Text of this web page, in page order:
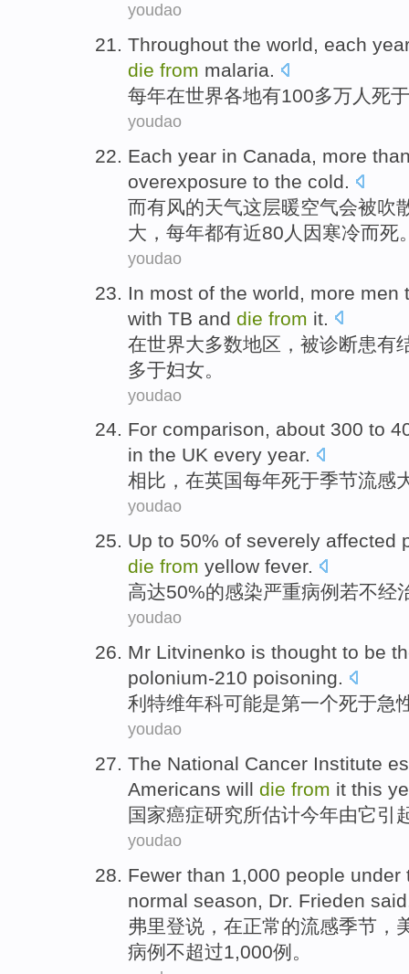
youdao
Throughout the world, each year
die from malaria.
每年在世界各地有100多万 人 死于
youdao
Each year in Canada, more
overexposure to the cold.
而有风的天气这层暖空气会被吹
大 ， 每年都有近80 人 因寒冷而死
youdao
In most of the world , more men
with TB and die from it
在世界大多数地区， 被诊断患有
多于妇女。
youdao
For comparison, about 300 to
in the UK every year.
相比 ， 在英国每年死于季节流感
youdao
Up to 50% of severely affected
die from yellow fever.
高达50%的感染严重病例 若不经
youdao
Mr Litvinenko is thought to be
polonium-210 poisoning.
利特维年科可能是第一个死于急
youdao
The National Cancer Institute
Americans will die from it this
国家癌症研究所估计今年由它引
youdao
Fewer than 1,000 people under
normal season , Dr. Frieden said
弗里登说， 在正常的流感季节 ，
病例不超过1,000例。